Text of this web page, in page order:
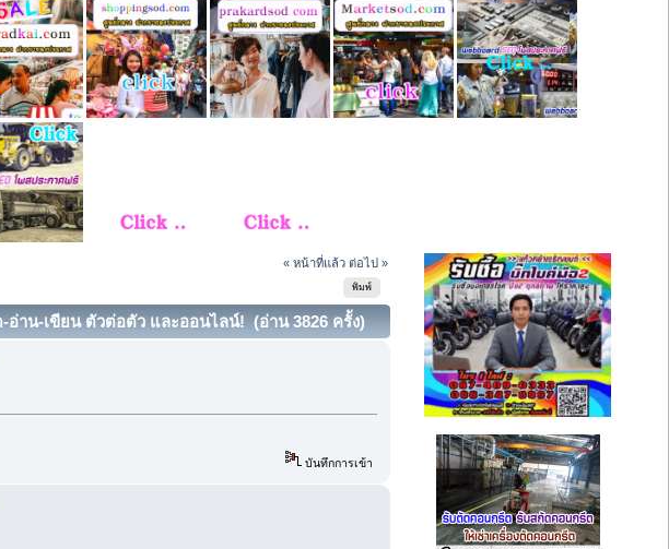
« หน้าที่แล้ว ต่อไป »
พิมพ์
าน-เขียน ตัวต่อตัว และออนไลน์! (อ่าน 3826 ครั้ง)
บันทึกการเข้า